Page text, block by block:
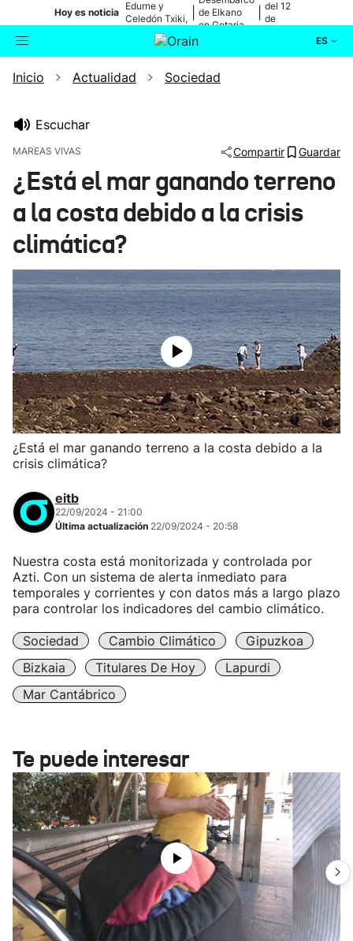
Hoy es noticia
Edurne y
Celedón Txiki,
en directo
de Elkano
en Getaria
del 12
de
ES
Buscador Actualidad
Ikusmiran
Inicio Actualidad Sociedad
Escuchar
MAREAS VIVAS Compartir Guardar
¿Está el mar ganando terreno
a la costa debido a la crisis
climática?
¿Está el mar ganando terreno a la costa debido a la
crisis climática?
eitb
22/09/2024 - 21:00
Última actualización 22/09/2024 - 20:58
Nuestra costa está monitorizada y controlada por
Azti. Con un sistema de alerta inmediato para
temporales y corrientes y con datos más a largo plazo
para controlar los indicadores del cambio climático.
Sociedad Cambio Climático
Gipuzkoa
Bizkaia
Titulares De Hoy
Lapurdi
Mar Cantábrico
Te puede interesar